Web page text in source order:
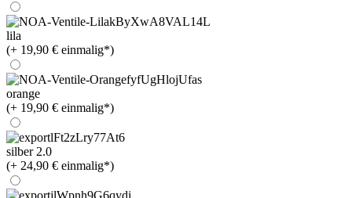
lila
(+ 19,90 € einmalig*)
orange
(+ 19,90 € einmalig*)
silber 2.0
(+ 24,90 € einmalig*)